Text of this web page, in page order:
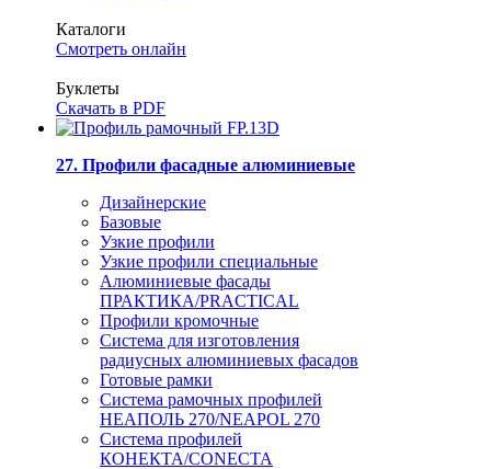
Каталоги
Смотреть онлайн
Буклеты
Скачать в PDF
27. Профили фасадные алюминиевые
Дизайнерские
Базовые
Узкие профили
Узкие профили специальные
Алюминиевые фасады
ПРАКТИКА/PRACTICAL
Профили кромочные
Система для изготовления
радиусных алюминиевых фасадов
Готовые рамки
Система рамочных профилей
НЕАПОЛЬ 270/NEAPOL 270
Система профилей
КОНЕКТА/CONECTA